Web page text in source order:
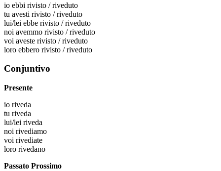
io ebbi rivisto / riveduto
tu avesti rivisto / riveduto
lui/lei ebbe rivisto / riveduto
noi avemmo rivisto / riveduto
voi aveste rivisto / riveduto
loro ebbero rivisto / riveduto
Conjuntivo
Presente
io riveda
tu riveda
lui/lei riveda
noi rivediamo
voi rivediate
loro rivedano
Passato Prossimo